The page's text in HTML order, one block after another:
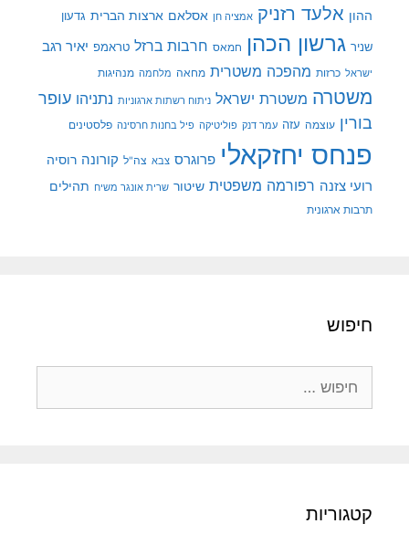
ההון אלעד רזניק אמציה חן אסלאם ארצות הברית גדעון
שניר גרשון הכהן חמאס חרבות ברזל טראמפ יאיר רגב
ישראל כרזות מהפכה משטרית מחאה מלחמה מנהיגות
משטרה משטרת ישראל ניתוח רשתות ארגוניות נתניהו עופר
בורין עוצמה עזה עמר דנק פוליטיקה פיל בחנות חרסינה פלסטינים
פנחס יחזקאלי פרוגרס צבא צה"ל קורונה רוסיה
רועי צזנה רפורמה משפטית שיטור שרית אונגר משיח תהילים
תרבות ארגונית
חיפוש
קטגוריות